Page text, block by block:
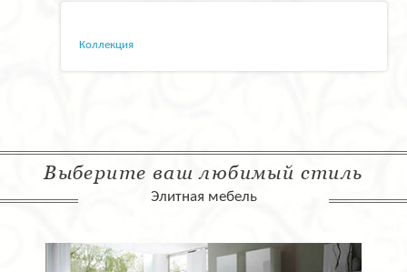
Коллекция
Выберите ваш любимый стиль
Элитная мебель